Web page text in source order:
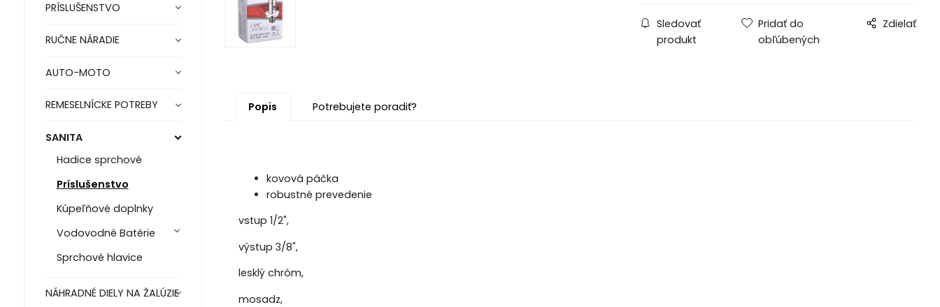
PRÍSLUŠENSTVO
RUČNE NÁRADIE
AUTO-MOTO
REMESELNÍCKE POTREBY
SANITA
Hadice sprchové
Príslušenstvo
Kúpeľňové doplnky
Vodovodné Batérie
Sprchové hlavice
NÁHRADNÉ DIELY NA ŽALÚZIE
Sledovať
produkt
Pridať do
obľúbených
Zdielať
Popis Potrebujete poradiť?
kovová páčka
robustné prevedenie
vstup 1/2",
výstup 3/8",
lesklý chróm,
mosadz,